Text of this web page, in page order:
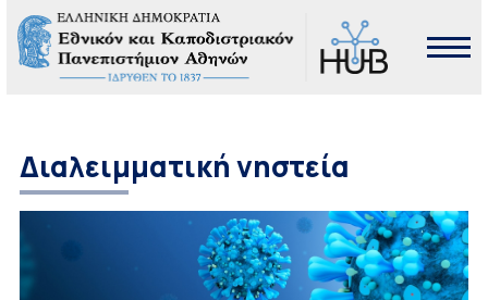
Διαλειμματική νηστεία